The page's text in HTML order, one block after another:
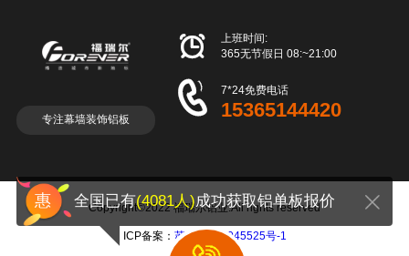
专注幕墙装饰铝板

上班时间:
365无节假日 08:~21:00
 7*24免费电话
15365144420
Copyright©2022 福瑞尔铝业.All rights reserved
ICP备案： 苏ICP备18045525号-1
全国已有(4081人)成功获取铝单板报价